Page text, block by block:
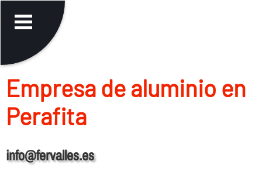
Empresa de aluminio en
Perafita
info@fervalles.es